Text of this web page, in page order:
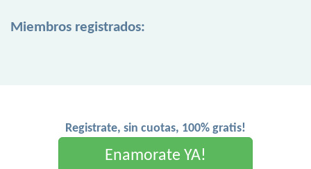
Miembros registrados:
Registrate, sin cuotas, 100% gratis!
Enamorate YA!